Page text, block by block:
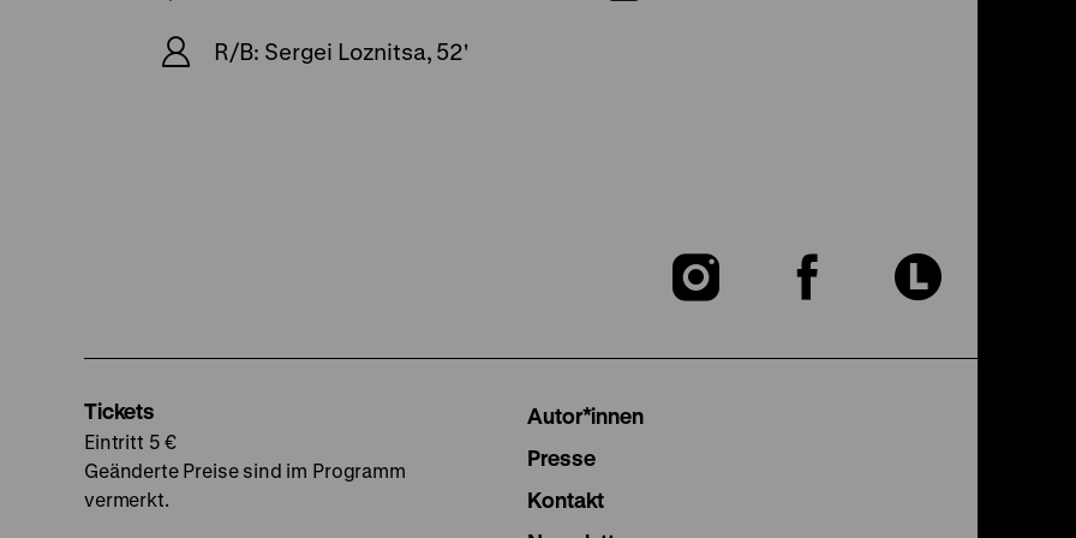
R/B: Sergei Loznitsa, 52'
Zu
Zu
Zu
Tickets
Eintritt 5 €
Geänderte Preise sind im Programm
vermerkt.
Autor*innen
Presse
Kontakt